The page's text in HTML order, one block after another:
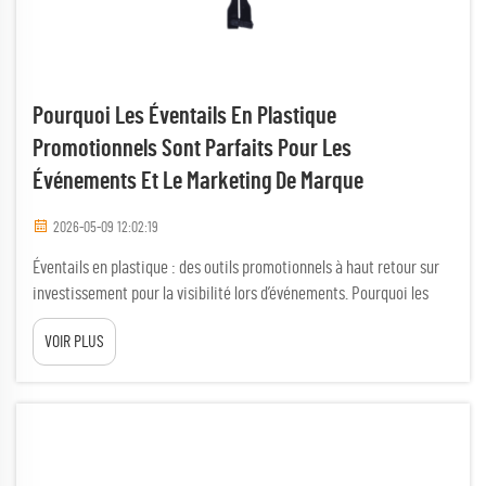
Pourquoi Les Éventails En Plastique
Promotionnels Sont Parfaits Pour Les
Événements Et Le Marketing De Marque
2026-05-09 12:02:19
Éventails en plastique : des outils promotionnels à haut retour sur
investissement pour la visibilité lors d’événements. Pourquoi les
participants conservent et réutilisent les éventails en plastique
longtemps après les événements. Les éventails en plastique
surpassent les alternatives jetables grâce à leur durabilité
VOIR PLUS